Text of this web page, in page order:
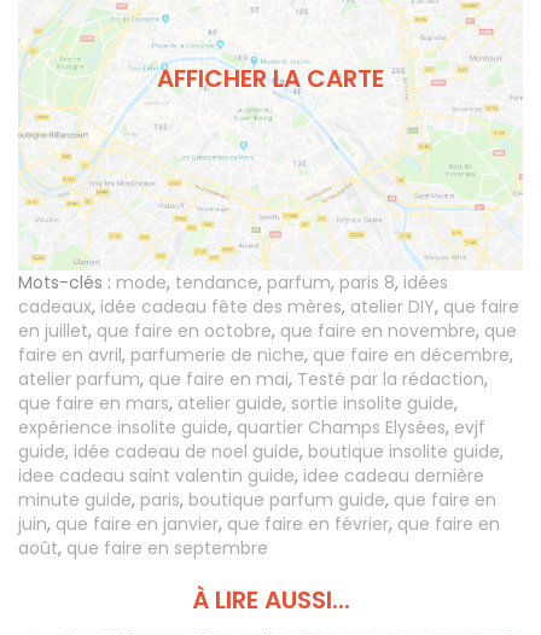
AFFICHER LA CARTE
Mots-clés : mode, tendance, parfum, paris 8, idées
cadeaux, idée cadeau fête des mères, atelier DIY, que faire
en juillet, que faire en octobre, que faire en novembre, que
faire en avril, parfumerie de niche, que faire en décembre,
atelier parfum, que faire en mai, Testé par la rédaction,
que faire en mars, atelier guide, sortie insolite guide,
expérience insolite guide, quartier Champs Elysées, evjf
guide, idée cadeau de noel guide, boutique insolite guide,
idee cadeau saint valentin guide, idee cadeau dernière
minute guide, paris, boutique parfum guide, que faire en
juin, que faire en janvier, que faire en février, que faire en
août, que faire en septembre
À LIRE AUSSI...